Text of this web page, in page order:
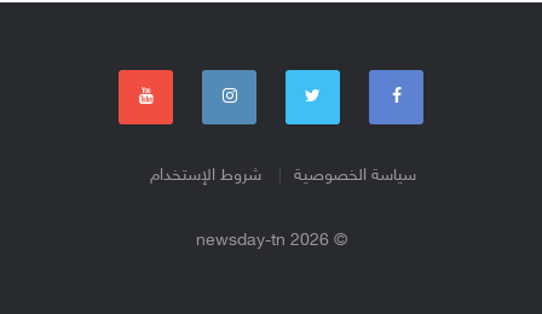
سياسة الخصوصية شروط الإستخدام
© 2026 newsday-tn